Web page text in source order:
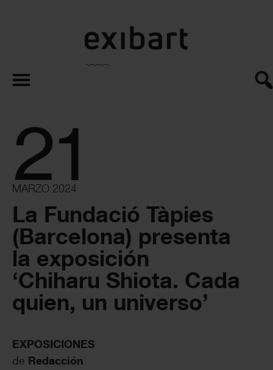
exibart.es
21
MARZO 2024
La Fundació Tàpies
(Barcelona) presenta
la exposición
‘Chiharu Shiota. Cada
quien, un universo’
EXPOSICIONES
de Redacción